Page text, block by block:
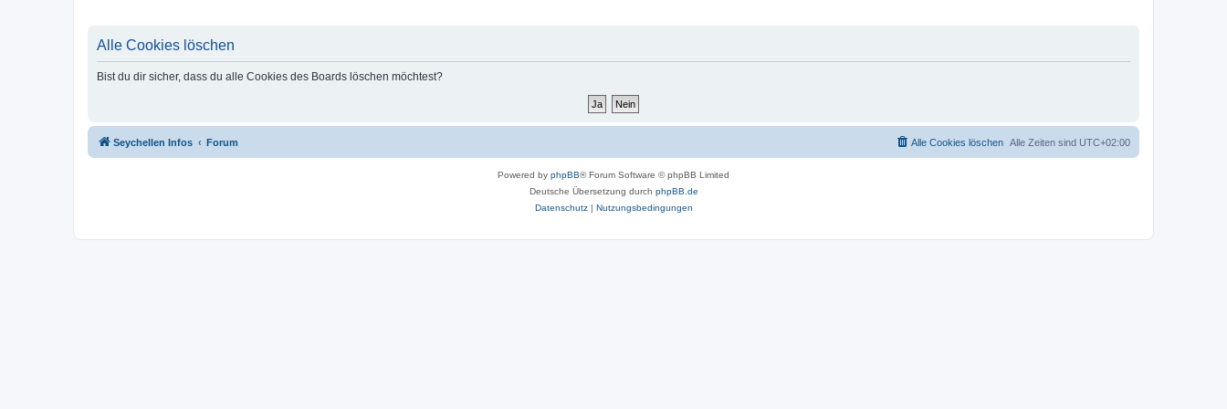
Alle Cookies löschen
Bist du dir sicher, dass du alle Cookies des Boards löschen möchtest?
Seychellen Infos Forum Alle Zeiten sind UTC+02:00
Alle Cookies löschen
Powered by phpBB® Forum Software © phpBB Limited
Deutsche Übersetzung durch phpBB.de
Datenschutz| Nutzungsbedingungen